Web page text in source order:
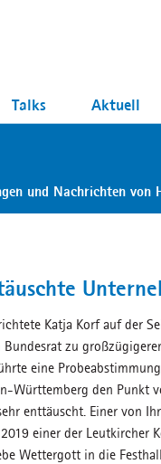
Talks Aktuell
und Nachrichten von
Katja Korf auf der
zu
eine
Württemberg den Punkt
enttäuscht. Einer von
einer der Leutkircher
Wettergott in die